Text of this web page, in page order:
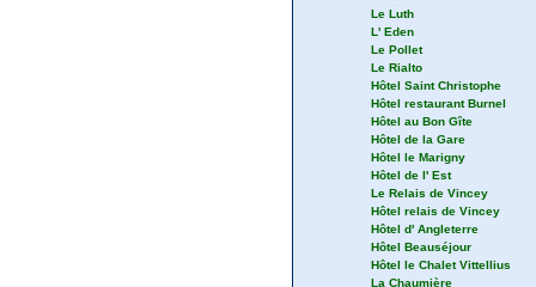
Le Luth
L' Eden
Le Pollet
Le Rialto
Hôtel Saint Christophe
Hôtel restaurant Burnel
Hôtel au Bon Gîte
Hôtel de la Gare
Hôtel le Marigny
Hôtel de l' Est
Le Relais de Vincey
Hôtel relais de Vincey
Hôtel d' Angleterre
Hôtel Beauséjour
Hôtel le Chalet Vittellius
La Chaumière